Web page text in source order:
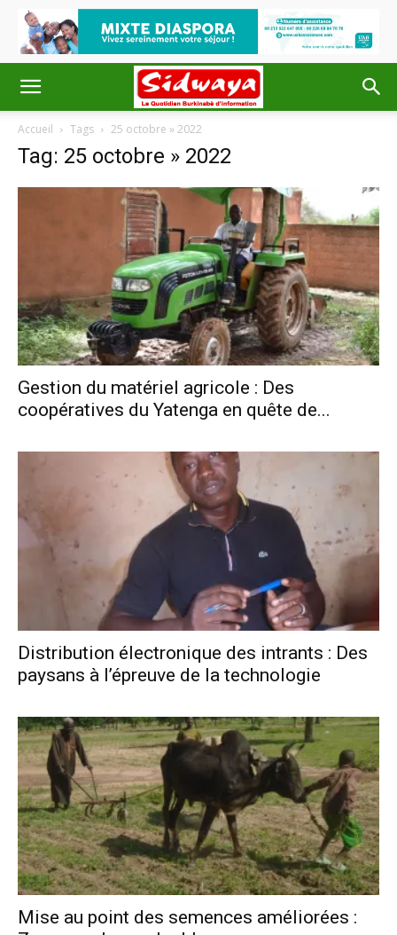
Accueil Tags 25 octobre » 2022
Tag: 25 octobre » 2022
Gestion du matériel agricole : Des
coopératives du Yatenga en quête de...
Distribution électronique des intrants : Des
paysans à l’épreuve de la technologie
Mise au point des semences améliorées :